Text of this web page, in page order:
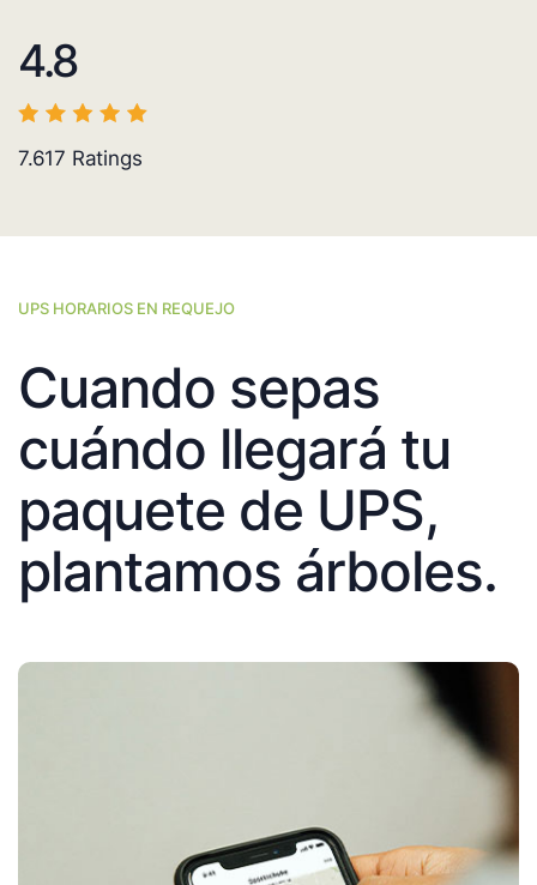
4.8
7.617 Ratings
UPS HORARIOS EN REQUEJO
Cuando sepas
cuándo llegará tu
paquete de UPS,
plantamos árboles.